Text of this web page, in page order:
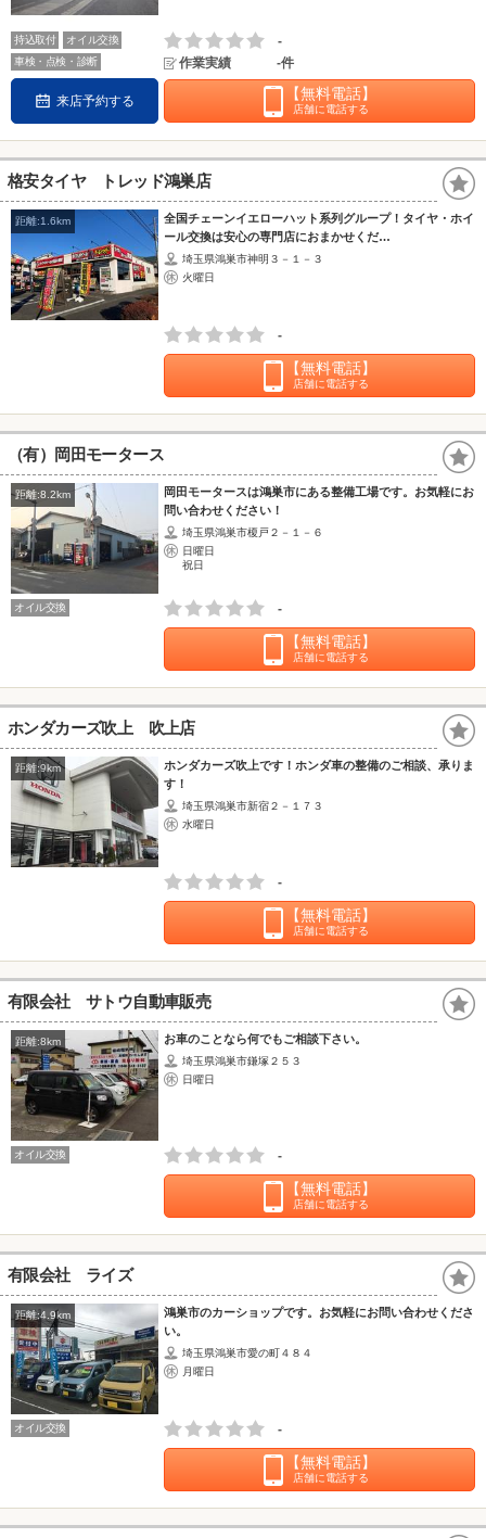
持込取付
オイル交換
車検・点検・診断
-
作業実績
-件
来店予約する 【無料電話】
店舗に電話する
格安タイヤ トレッド鴻巣店
距離:1.6km
全国チェーンイエローハット系列グループ！タイヤ・ホイ
ール交換は安心の専門店におまかせくだ…
埼玉県鴻巣市神明３－１－３
火曜日
-
【無料電話】
店舗に電話する
（有）岡田モータース
距離:8.2km
岡田モータースは鴻巣市にある整備工場です。お気軽にお
問い合わせください！
埼玉県鴻巣市榎戸２－１－６
日曜日
祝日
オイル交換 -
【無料電話】
店舗に電話する
ホンダカーズ吹上 吹上店
距離:9km
ホンダカーズ吹上です！ホンダ車の整備のご相談、承りま
す！
埼玉県鴻巣市新宿２－１７３
水曜日
-
【無料電話】
店舗に電話する
有限会社 サトウ自動車販売
距離:8km お車のことなら何でもご相談下さい。
埼玉県鴻巣市鎌塚２５３
日曜日
オイル交換 -
【無料電話】
店舗に電話する
有限会社 ライズ
距離:4.9km
鴻巣市のカーショップです。お気軽にお問い合わせくださ
い。
埼玉県鴻巣市愛の町４８４
月曜日
オイル交換 -
【無料電話】
店舗に電話する